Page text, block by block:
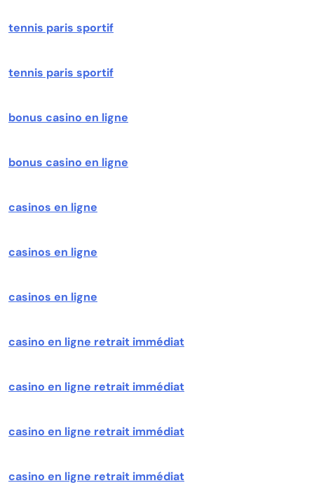
tennis paris sportif
tennis paris sportif
bonus casino en ligne
bonus casino en ligne
casinos en ligne
casinos en ligne
casinos en ligne
casino en ligne retrait immédiat
casino en ligne retrait immédiat
casino en ligne retrait immédiat
casino en ligne retrait immédiat